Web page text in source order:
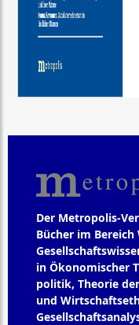
Der Metropolis-
Bücher im
in Ökonomischer
politik, Theorie
und